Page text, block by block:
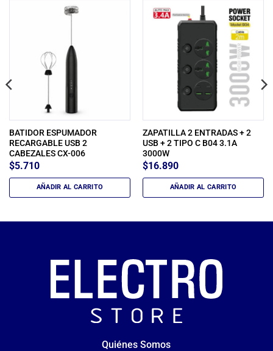
BATIDOR ESPUMADOR
RECARGABLE USB 2
CABEZALES CX-006
$5.710
AÑADIR AL CARRITO
ZAPATILLA 2 ENTRADAS + 2
USB + 2 TIPO C B04 3.1A
3000W
$16.890
AÑADIR AL CARRITO
Quiénes Somos